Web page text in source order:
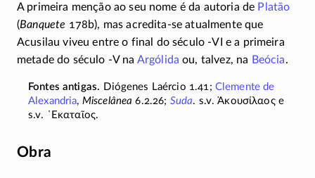
A primeira menção ao seu nome é da autoria de Platão
(Banquete 178b), masacredita-se atualmente que
Acusilau viveu entre o final do século -VI e a primeira
metade do século -Vna Argólida ou, talvez, na Beócia.
Diógenes Laércio 1.41 ; Clemente de
Alexandria, Miscelânea 6.2.26; Suda. s.v.Ἀκουσίλαοςe
s.v. ῾Εκαταῖος.
Obra